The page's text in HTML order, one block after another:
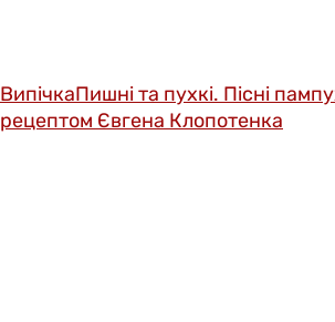
ВипічкаПишні та пухкі. Пісні
рецептом Євгена Клопотенка